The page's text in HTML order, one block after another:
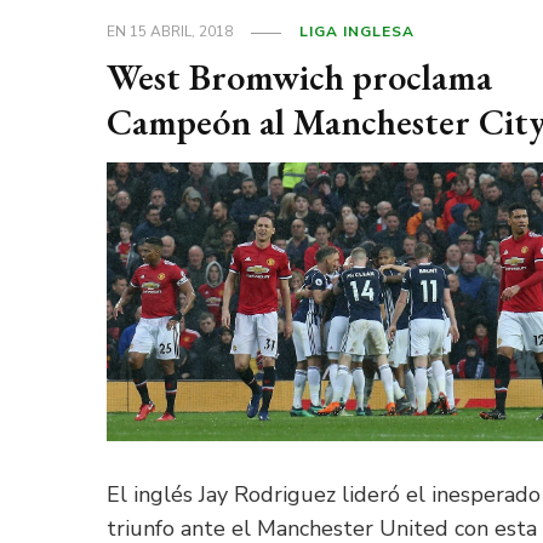
EN 15 ABRIL, 2018 LIGA INGLESA
West Bromwich proclama
Campeón al Manchester
El inglés Jay Rodriguez lideró el inesperado
triunfo ante el Manchester United con esta